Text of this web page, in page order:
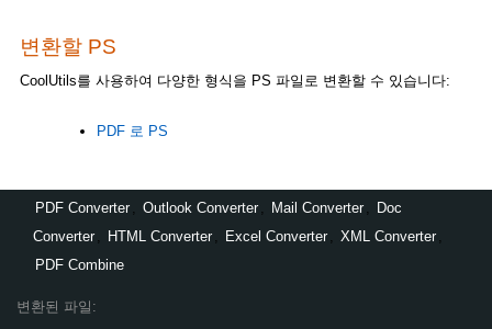
변환할 PS
CoolUtils를 사용하여 다양한 형식을 PS 파일로 변환할 수 있습니다:
PDF 로 PS
PDF Converter Outlook Converter Mail Converter
Doc
Converter
HTML Converter Excel Converter XML Converter
PDF Combine
변환된 파일: